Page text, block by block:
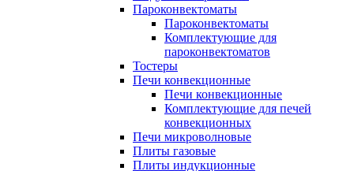
Пароконвектоматы
Пароконвектоматы
Комплектующие для
пароконвектоматов
Тостеры
Печи конвекционные
Печи конвекционные
Комплектующие для печей
конвекционных
Печи микроволновые
Плиты газовые
Плиты индукционные